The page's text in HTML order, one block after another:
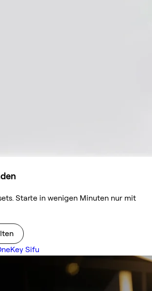
Starte in wenigen Minuten nur mit
Sifu